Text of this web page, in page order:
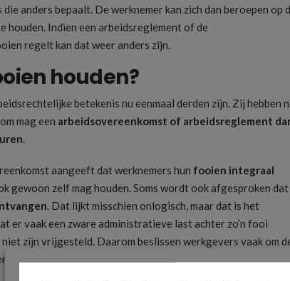
anders bepaalt. De werknemer kan zich dan beroepen op
houden. Indien een arbeidsreglement of de
regelt kan dat weer anders zijn.
houden?
betekenis nu eenmaal derden zijn. Zij hebben
mag een arbeidsovereenkomst of arbeidsreglement
.
aangeeft dat werknemers hun fooien integraal
gewoon zelf mag houden. Soms wordt ook afgesproken dat
. Dat lijkt misschien onlogisch, maar dat is het
er vaak een zware administratieve last achter zo’n fooi
zijn vrijgesteld. Daarom beslissen werkgevers vaak om
maar een verwerkingskost in te houden.